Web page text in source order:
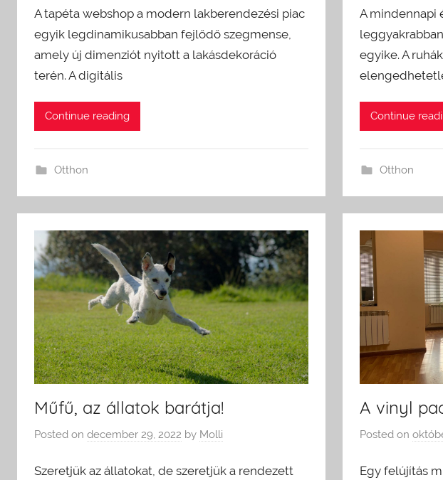
A tapéta webshop a modern lakberendezési piac
egyik legdinamikusabban fejlődő szegmense,
amely új dimenziót nyitott a lakásdekoráció
terén. A digitális
Continue reading
Otthon
A mindennapi
egyike. A
Continue
Otthon
Műfű, az állatok barátja!
Posted on december 29, 2022 by Molli
Szeretjük az állatokat, de szeretjük a rendezett
A vinyl
Posted on
Egy felújítás